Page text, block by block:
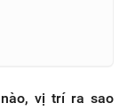
vị trí ra sao